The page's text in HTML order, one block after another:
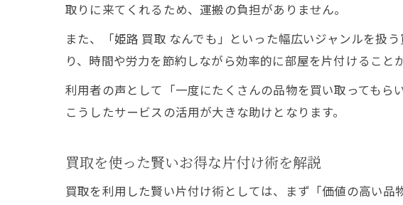
取りに来てくれるため、運搬の負担がありません。
また、「姫路 買取 なんでも」といった幅広いジャンルを扱
り、時間や労力を節約しながら効率的に部屋を片付けること
利用者の声として「一度にたくさんの品物を買い取ってもら
こうしたサービスの活用が大きな助けとなります。
買取を使った賢いお得な片付け術を解説
買取を利用した賢い片付け術としては、まず「価値の高い